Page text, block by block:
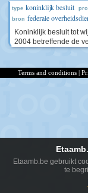
type koninklijk besluit
bron federale
Koninklijk besluit tot
2004 betreffende de
Terms and conditions |
Etaamb.be gebruikt
te